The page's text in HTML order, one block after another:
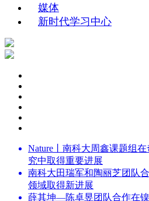
媒体
新时代学习中心
Nature丨南科大周鑫课题组
究中取得重要进展
南科大田瑞军和陶丽芝团队
领域取得新进展
薛其坤—陈卓昱团队合作在